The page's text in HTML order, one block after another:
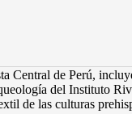
Central de Perú,
del Instituto
de las culturas